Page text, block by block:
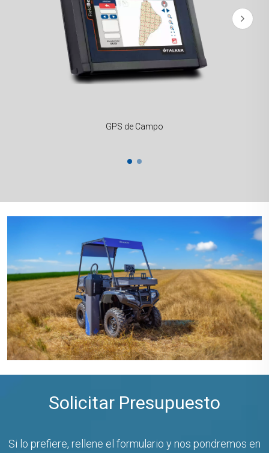
GPS de Campo
Solicitar Presupuesto
Si lo prefiere, rellene el formulario y nos pondremos en